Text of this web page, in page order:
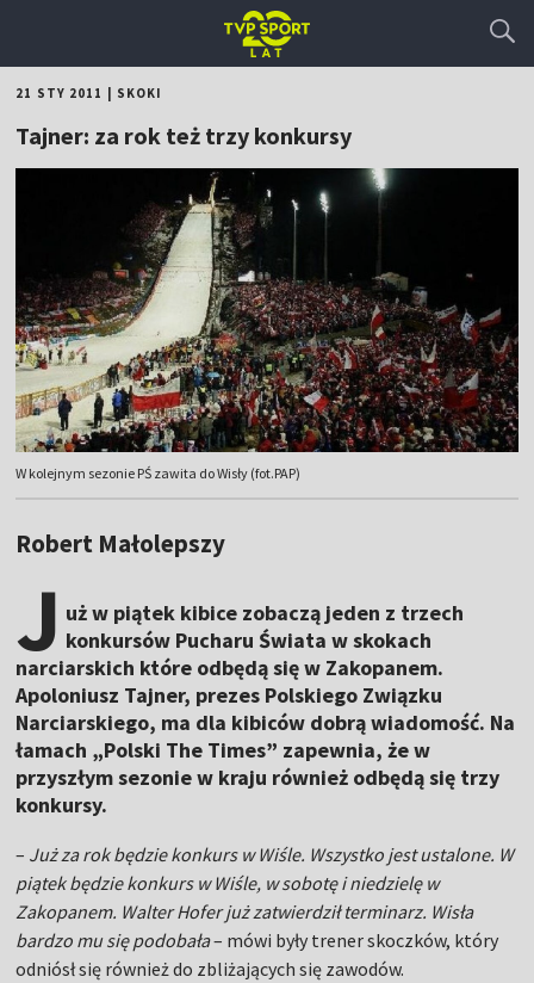
21 STY 2011 SKOKI
Tajner: za rok też trzy konkursy
W kolejnym sezonie PŚ zawita do Wisły (fot.PAP)
Robert Małolepszy
J uż w piątek kibice zobaczą jeden z trzech
konkursów Pucharu Świata w skokach
narciarskich które odbędą się w Zakopanem.
Apoloniusz Tajner, prezes Polskiego Związku
Narciarskiego, ma dla kibiców dobrą wiadomość. Na
łamach „Polski The Times” zapewnia, że w
przyszłym sezonie w kraju również odbędą się trzy
konkursy.
– Już za rok będzie konkurs w Wiśle. Wszystko jest ustalone. W
piątek będzie konkurs w Wiśle, w sobotę i niedzielę w
Zakopanem. Walter Hofer już zatwierdził terminarz. Wisła
bardzo mu się podobała– mówi były trener skoczków, który
odniósł się również do zbliżających się zawodów.